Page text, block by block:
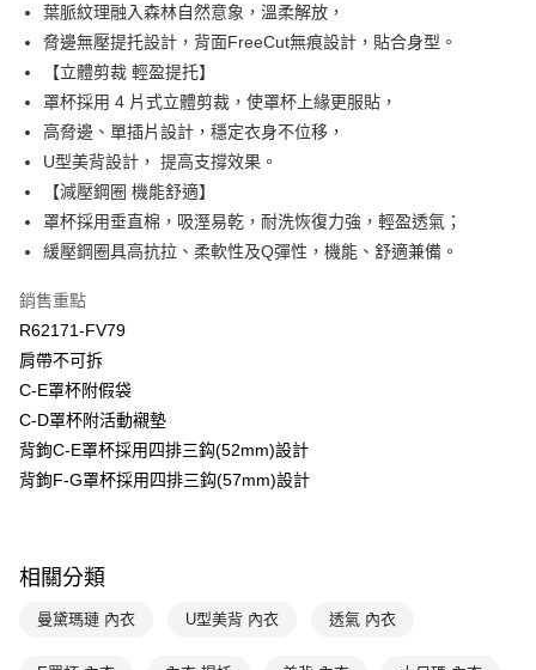
國泰世華商業銀行
兆豐國際商業銀行
臺灣中小企業銀行
台中商業銀行
匯豐（台灣）商業銀行
聯邦商業銀行
元大商業銀行
永豐商業銀行
玉山商業銀行
星展（台灣）商業銀行
台新國際商業銀行
台灣樂天信用卡公司
Apple Pay
悠遊付
AFTEE先享後付
相關說明
【關於「AFTEE先享後付」】
AFTEE先享後付是「在收到商品之後才付款」的支付方式。 讓您購物簡單
便利好安心！
２．便利：只要手機號碼，簡訊認證，即可結帳。
３．安心：先確認商品／服務後，再付款。
【「AFTEE先享後付」結帳流程】
１．於結帳方式選擇「AFTEE先享後付」後，將跳轉至「AFTEE先享後付」
結帳頁面，進行簡訊認證並確認金額後，即可完成結帳。
３．收到繳費通知簡訊後14天內，點擊此簡訊中的連結，可透過四大超商／
ATM／網路銀行／等多元方式進行付款，方視為交易完成。
※ 交易是否成功請以「AFTEE先享後付 」之結帳頁面顯示為準，若有關於
是否繳費成功／繳費後需取消欲退款等相關疑問，請聯繫「AFTEE先享後付
運送方式
全家取貨付款$888免運-以PackAge+配客嘉循環箱包裝寄出
每筆NT$90，滿NT$888(含以上)免運費
付款後全家取貨$888免運-以PackAge+配客嘉循環箱包裝寄出
每筆NT$90，滿NT$888(含以上)免運費
萊爾富取貨付款
付款後萊爾富取貨
葉脈紋理融入森林自然意象，溫柔解放，
脅邊無壓提托設計，背面FreeCut無痕設計，貼合身型。
【立體剪裁 輕盈提托】
罩杯採用 4 片式立體剪裁，使罩杯上緣更服貼，
高脅邊、單插片設計，穩定衣身不位移，
U型美背設計， 提高支撐效果。
【減壓鋼圈 機能舒適】
罩杯採用垂直棉，吸溼易乾，耐洗恢復力強，輕盈透氣；
緩壓鋼圈具高抗拉、柔軟性及Q彈性，機能、舒適兼備。
銷售重點
R62171-FV79
肩帶不可拆
C-E罩杯附假袋
C-D罩杯附活動襯墊
背鉤C-E罩杯採用四排三鈎(52mm)設計
背鉤F-G罩杯採用四排三鈎(57mm)設計
相關分類
曼黛瑪璉 內衣 U型美背 內衣 透氣 內衣